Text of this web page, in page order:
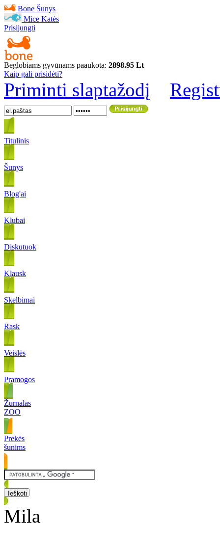
Bone Šunys
Mice Katės
Prisijungti
Beglobiams gyvūnams paaukota: 2898.95 Lt
Kaip gali prisidėti?
Priminti slaptažodį
Titulinis
Šunys
Blog'ai
Klubai
Diskutuok
Klausk
Skelbimai
Rask
Veislės
Pramogos
Žurnalas
ZOO
Prekės
šunims
Mila